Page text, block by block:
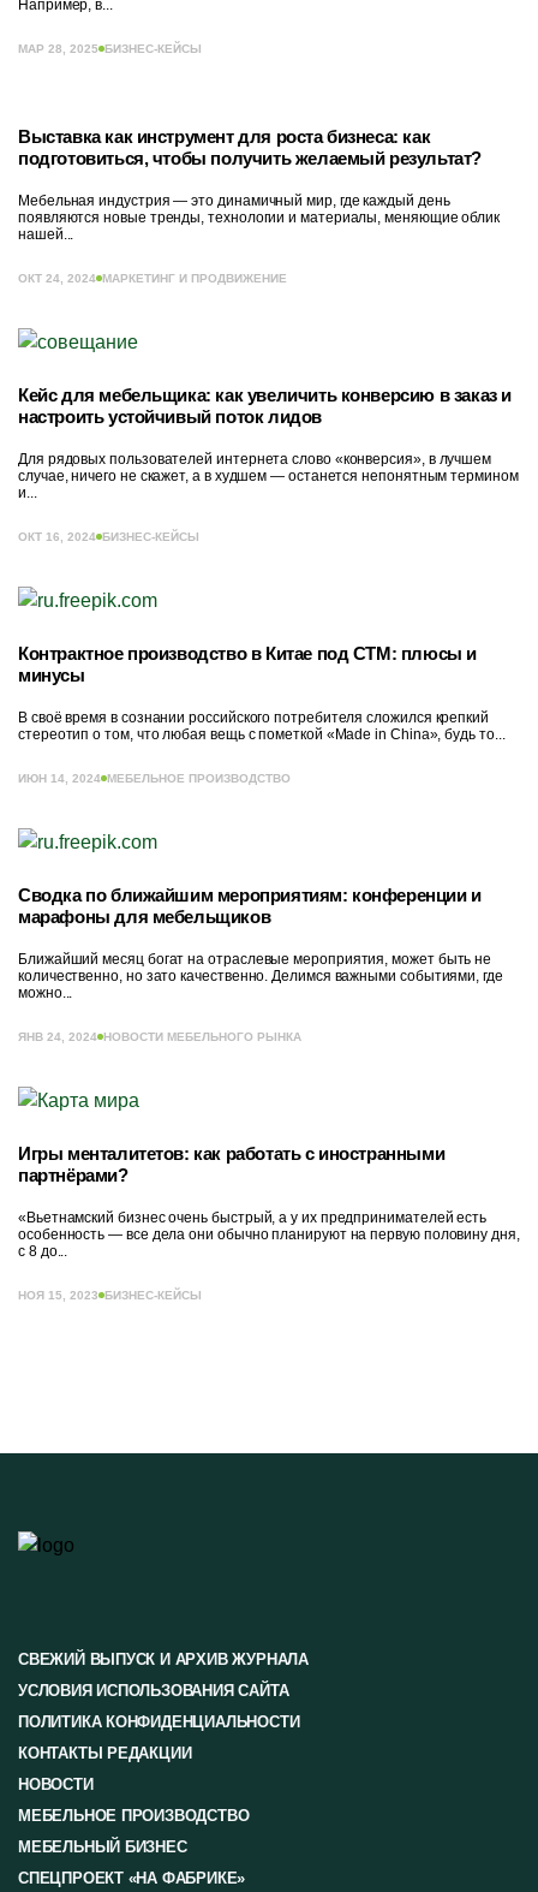
Например, в...
МАР 28, 2025 БИЗНЕС-КЕЙСЫ
Выставка как инструмент для роста бизнеса: как
подготовиться, чтобы получить желаемый результат?
Мебельная индустрия — это динамичный мир, где каждый день
появляются новые тренды, технологии и материалы, меняющие облик
нашей...
ОКТ 24, 2024 МАРКЕТИНГ И ПРОДВИЖЕНИЕ
Кейс для мебельщика: как увеличить конверсию в заказ и
настроить устойчивый поток лидов
Для рядовых пользователей интернета слово «конверсия», в лучшем
случае, ничего не скажет, а в худшем — останется непонятным термином
и...
ОКТ 16, 2024 БИЗНЕС-КЕЙСЫ
Контрактное производство в Китае под СТМ: плюсы и
минусы
В своё время в сознании российского потребителя сложился крепкий
стереотип о том, что любая вещь с пометкой «Made in China», будь то...
ИЮН 14, 2024 МЕБЕЛЬНОЕ ПРОИЗВОДСТВО
Сводка по ближайшим мероприятиям: конференции и
марафоны для мебельщиков
Ближайший месяц богат на отраслевые мероприятия, может быть не
количественно, но зато качественно. Делимся важными событиями, где
можно...
ЯНВ 24, 2024 НОВОСТИ МЕБЕЛЬНОГО РЫНКА
Игры менталитетов: как работать с иностранными
партнёрами?
«Вьетнамский бизнес очень быстрый, а у их предпринимателей есть
особенность — все дела они обычно планируют на первую половину дня,
с 8 до...
НОЯ 15, 2023 БИЗНЕС-КЕЙСЫ
СВЕЖИЙ ВЫПУСК И АРХИВ ЖУРНАЛА
УСЛОВИЯ ИСПОЛЬЗОВАНИЯ САЙТА
ПОЛИТИКА КОНФИДЕНЦИАЛЬНОСТИ
КОНТАКТЫ РЕДАКЦИИ
НОВОСТИ
МЕБЕЛЬНОЕ ПРОИЗВОДСТВО
МЕБЕЛЬНЫЙ БИЗНЕС
СПЕЦПРОЕКТ «НА ФАБРИКЕ»